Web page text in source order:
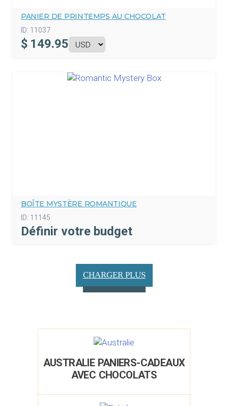
PANIER DE PRINTEMPS AU CHOCOLAT
ID: 11037
$ 149.95
BOÎTE MYSTÈRE ROMANTIQUE
ID: 11145
Définir votre budget
CHARGER PLUS
AUSTRALIE PANIERS-CADEAUX
AVEC CHOCOLATS